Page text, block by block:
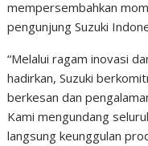
mempersembahkan
pengunjung Suzuki
“Melalui ragam inovasi
hadirkan, Suzuki
berkesan dan
Kami mengundang
langsung keunggulan